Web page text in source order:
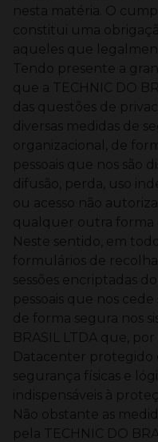
nesta matéria. O
constitui uma
aqueles que
Tendo presente a
que a TECHNIC DO
das questões de
diversas medidas de
organizacional, de
pessoais que nos são
difusão, perda, uso
ou acesso não
qualquer outra forma
Neste sentido, em
formulários de
sessões encriptadas
pessoais que nos
de forma segura nos
BRASIL LTDA que,
Datacenter protegido
segurança físicas e
indispensáveis à
Não obstante as
pela TECHNIC DO